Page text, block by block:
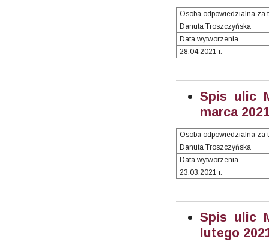
Osoba odpowiedzialna za
Danuta Troszczyńska
Data wytworzenia
28.04.2021 r.
Spis ulic
marca
Osoba odpowiedzialna za
Danuta Troszczyńska
Data wytworzenia
23.03.2021 r.
Spis ulic
lutego